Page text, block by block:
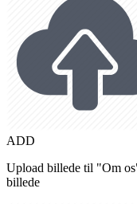
ADD
Upload billede til "Om
billede